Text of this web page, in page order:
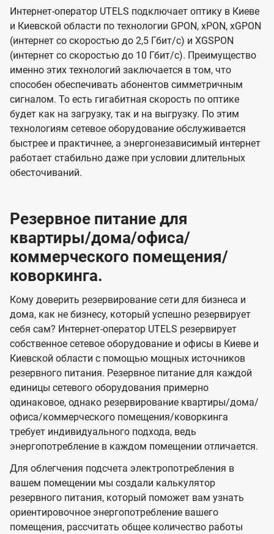
Интернет-оператор UTELS подключает оптику в Киеве
и Киевской области по технологии GPON, xPON, xGPON
(интернет со скоростью до 2,5 Гбит/с) и XGSPON
(интернет со скоростью до 10 Гбит/с). Преимущество
именно этих технологий заключается в том, что
способен обеспечивать абонентов симметричным
сигналом. То есть гигабитная скорость по оптике
будет как на загрузку, так и на выгрузку. По этим
технологиям сетевое оборудование обслуживается
быстрее и практичнее, а энергонезависимый интернет
работает стабильно даже при условии длительных
обесточиваний.
Резервное питание для
квартиры/дома/офиса/
коммерческого помещения/
коворкинга.
Кому доверить резервирование сети для бизнеса и
дома, как не бизнесу, который успешно резервирует
себя сам? Интернет-оператор UTELS резервирует
собственное сетевое оборудование и офисы в Киеве и
Киевской области с помощью мощных источников
резервного питания. Резервное питание для каждой
единицы сетевого оборудования примерно
одинаковое, однако резервирование квартиры/дома/
офиса/коммерческого помещения/коворкинга
требует индивидуального подхода, ведь
энергопотребление в каждом помещении отличается.
Для облегчения подсчета электропотребления в
вашем помещении мы создали калькулятор
резервного питания, который поможет вам узнать
ориентировочное энергопотребление вашего
помещения, рассчитать общее количество работы